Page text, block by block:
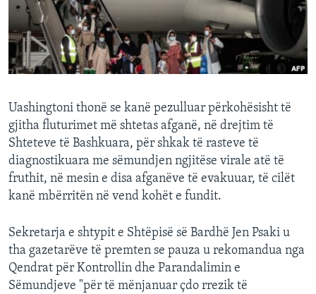
INTERVISTA
DITARI
Uashingtoni thonë se kanë pezulluar përkohësisht të
gjitha fluturimet më shtetas afganë, në drejtim të
Shteteve të Bashkuara, për shkak të rasteve të
diagnostikuara me sëmundjen ngjitëse virale atë të
fruthit, në mesin e disa afganëve të evakuuar, të cilët
kanë mbërritën në vend kohët e fundit.
Sekretarja e shtypit e Shtëpisë së Bardhë Jen Psaki u
tha gazetarëve të premten se pauza u rekomandua nga
Qendrat për Kontrollin dhe Parandalimin e
Sëmundjeve "për të mënjanuar çdo rrezik të